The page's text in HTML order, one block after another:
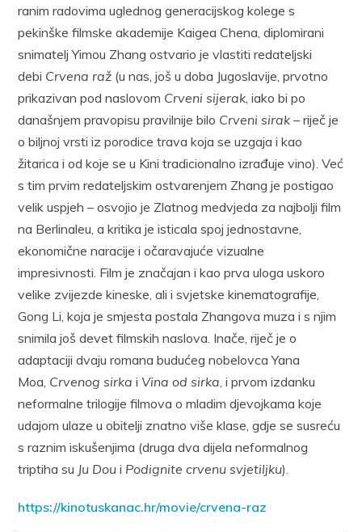
ranim radovima uglednog generacijskog kolege s
pekinške filmske akademije Kaigea Chena, diplomirani
snimatelj Yimou Zhang ostvario je vlastiti redateljski
debi Crvena raž (u nas, još u doba Jugoslavije, prvotno
prikazivan pod naslovom Crveni sijerak, iako bi po
današnjem pravopisu pravilnije bilo Crveni sirak – riječ je
o biljnoj vrsti iz porodice trava koja se uzgaja i kao
žitarica i od koje se u Kini tradicionalno izrađuje vino). Već
s tim prvim redateljskim ostvarenjem Zhang je postigao
velik uspjeh – osvojio je Zlatnog medvjeda za najbolji film
na Berlinaleu, a kritika je isticala spoj jednostavne,
ekonomične naracije i očaravajuće vizualne
impresivnosti. Film je značajan i kao prva uloga uskoro
velike zvijezde kineske, ali i svjetske kinematografije,
Gong Li, koja je smjesta postala Zhangova muza i s njim
snimila još devet filmskih naslova. Inače, riječ je o
adaptaciji dvaju romana budućeg nobelovca Yana
Moa, Crvenog sirka iVina od sirka, i prvom izdanku
neformalne trilogije filmova o mladim djevojkama koje
udajom ulaze u obitelji znatno više klase, gdje se susreću
s raznim iskušenjima (druga dva dijela neformalnog
triptiha su Ju Dou i Podignite crvenu svjetiljku).
https://kinotuskanac.hr/movie/crvena-raz